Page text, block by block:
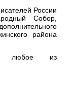
России
Собор,
района
любое из